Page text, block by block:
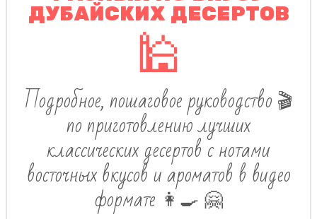
ДУБАЙСКИХ ДЕСЕРТОВ
🕌
Подробное, пошаговое руководство 🎬
по приготовлению лучших
классических десертов с нотами
восточных вкусов и ароматов в видео
формате 👩‍🍳 🤗